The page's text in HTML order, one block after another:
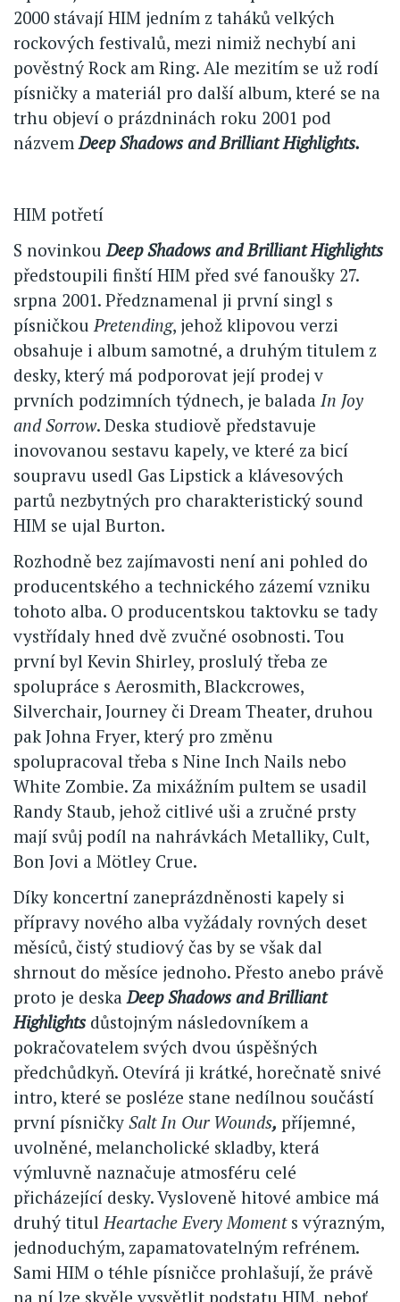
2000 stávají HIM jedním z taháků velkých
rockových festivalů, mezi nimiž nechybí ani
pověstný Rock am Ring. Ale mezitím se už rodí
písničky a materiál pro další album, které se na
trhu objeví o prázdninách roku 2001 pod
názvem Deep Shadows and Brilliant Highlights.
HIM potřetí
S novinkou Deep Shadows and Brilliant Highlights
předstoupili finští HIM před své fanoušky 27.
srpna 2001. Předznamenal ji první singl s
písničkou Pretending, jehož klipovou verzi
obsahuje i album samotné, a druhým titulem z
desky, který má podporovat její prodej v
prvních podzimních týdnech, je balada In Joy
and Sorrow. Deska studiově představuje
inovovanou sestavu kapely, ve které za bicí
soupravu usedl Gas Lipstick a klávesových
partů nezbytných pro charakteristický sound
HIM se ujal Burton.
Rozhodně bez zajímavosti není ani pohled do
producentského a technického zázemí vzniku
tohoto alba. O producentskou taktovku se tady
vystřídaly hned dvě zvučné osobnosti. Tou
první byl Kevin Shirley, proslulý třeba ze
spolupráce s Aerosmith, Blackcrowes,
Silverchair, Journey či Dream Theater, druhou
pak Johna Fryer, který pro změnu
spolupracoval třeba s Nine Inch Nails nebo
White Zombie. Za mixážním pultem se usadil
Randy Staub, jehož citlivé uši a zručné prsty
mají svůj podíl na nahrávkách Metalliky, Cult,
Bon Jovi a Mötley Crue.
Díky koncertní zaneprázdněnosti kapely si
přípravy nového alba vyžádaly rovných deset
měsíců, čistý studiový čas by se však dal
shrnout do měsíce jednoho. Přesto anebo právě
proto je deska Deep Shadows and Brilliant
Highlightsdůstojným následovníkem a
pokračovatelem svých dvou úspěšných
předchůdkyň. Otevírá ji krátké, horečnatě snivé
intro, které se posléze stane nedílnou součástí
první písničky Salt In Our Wounds, příjemné,
uvolněné, melancholické skladby, která
výmluvně naznačuje atmosféru celé
přicházející desky. Vysloveně hitové ambice má
druhý titul Heartache Every Moments výrazným,
jednoduchým, zapamatovatelným refrénem.
Sami HIM o téhle písničce prohlašují, že právě
na ní lze skvěle vysvětlit podstatu HIM, neboť